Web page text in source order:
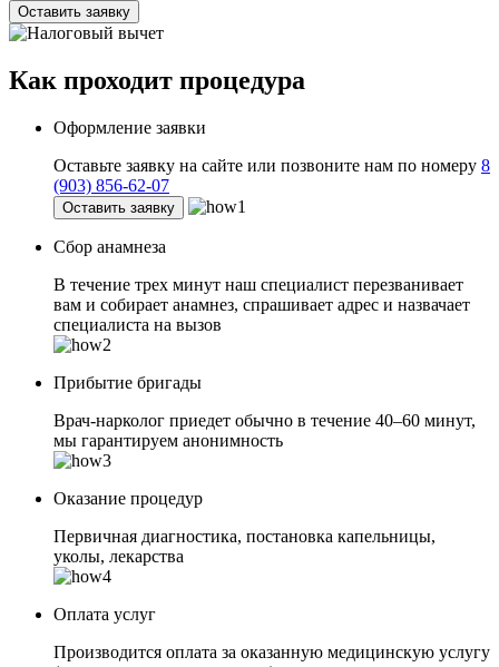
Оставить заявку
Как проходит процедура
Оформление заявки
Оставьте заявку на сайте или позвоните нам по номеру 8
(903) 856-62-07
Оставить заявку
Сбор анамнеза
В течение трех минут наш специалист перезванивает
вам и собирает анамнез, спрашивает адрес и назвачает
специалиста на вызов
Прибытие бригады
Врач-нарколог приедет обычно в течение 40–60 минут,
мы гарантируем анонимность
Оказание процедур
Первичная диагностика, постановка капельницы,
уколы, лекарства
Оплата услуг
Производится оплата за оказанную медицинскую услугу